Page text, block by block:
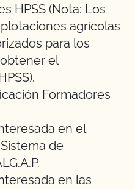
HPSS (Nota: Los
agrícolas
para los
el
Formadores
en el
de
en las